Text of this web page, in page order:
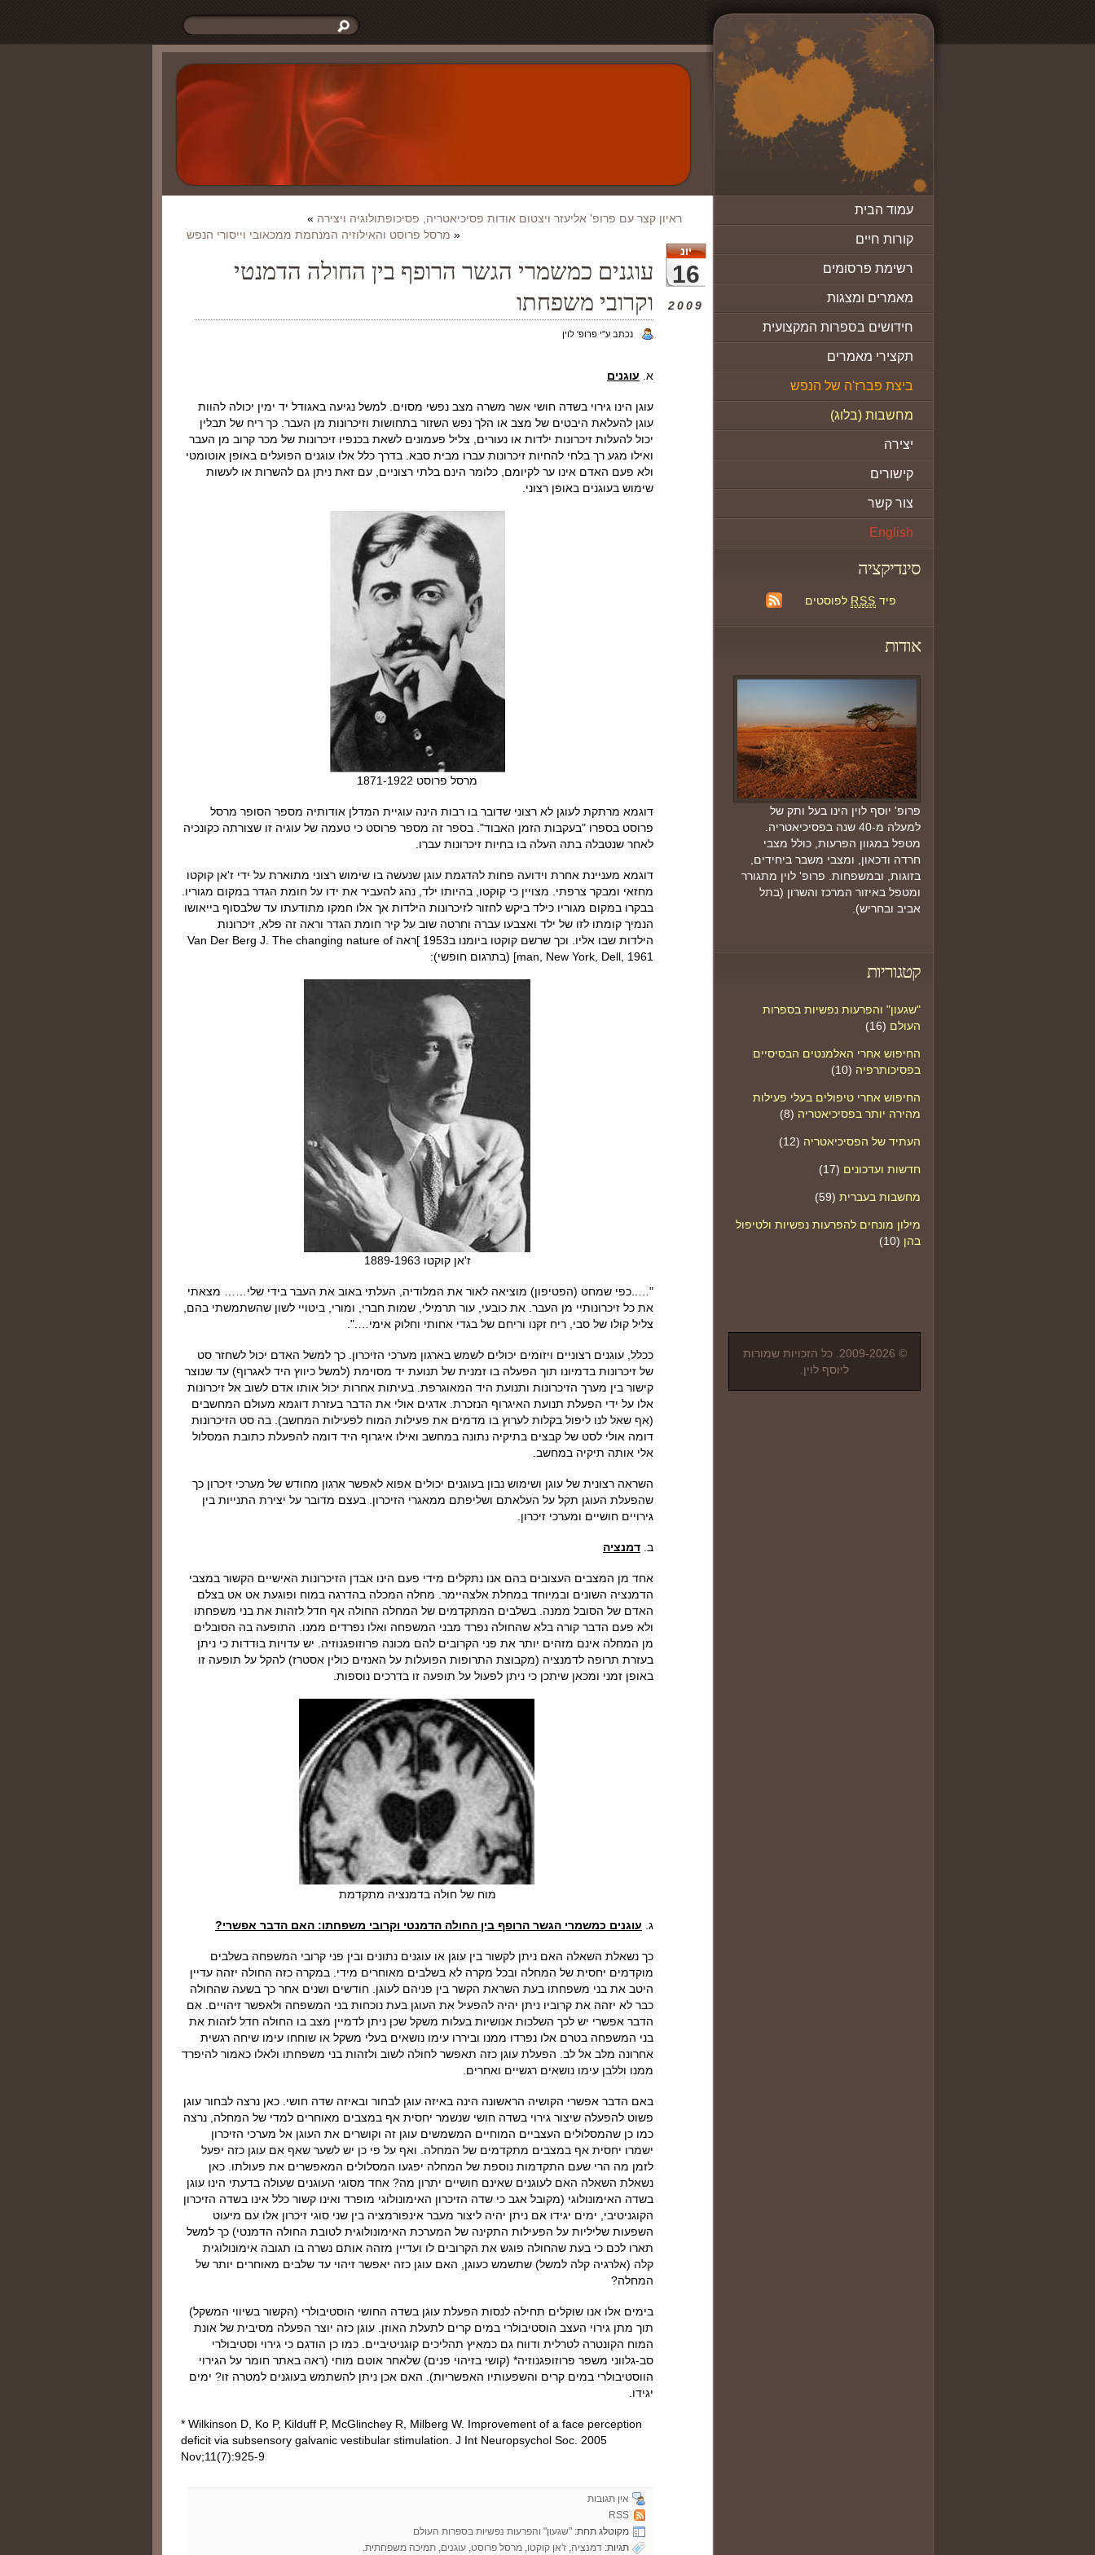
עמוד הבית
קורות חיים
רשימת פרסומים
מאמרים ומצגות
חידושים בספרות המקצועית
תקצירי מאמרים
ביצת פברז'ה של הנפש
מחשבות (בלוג)
יצירה
קישורים
צור קשר
English
סינדיקציה
פיד RSS לפוסטים
אודות
פרופ' יוסף לוין הינו בעל ותק של
למעלה מ-40 שנה בפסיכיאטריה.
מטפל במגוון הפרעות, כולל מצבי
חרדה ודכאון, ומצבי משבר ביחידים,
בזוגות, ובמשפחות. פרופ' לוין מתגורר
ומטפל באיזור המרכז והשרון (בתל
אביב ובחריש).
קטגוריות
"שגעון" והפרעות נפשיות בספרות
העולם (16)
החיפוש אחרי האלמנטים הבסיסיים
בפסיכותרפיה (10)
החיפוש אחרי טיפולים בעלי פעילות
מהירה יותר בפסיכיאטריה (8)
העתיד של הפסיכיאטריה (12)
חדשות ועדכונים (17)
מחשבות בעברית (59)
מילון מונחים להפרעות נפשיות ולטיפול
בהן (10)
© 2009-2026. כל הזכויות שמורות
ליוסף לוין.
ראיון קצר עם פרופ' אליעזר ויצטום אודות פסיכיאטריה, פסיכופתולוגיה ויצירה »
« מרסל פרוסט והאילוזיה המנחמת ממכאובי וייסורי הנפש
יונ
16
2009
עוגנים כמשמרי הגשר הרופף בין החולה הדמנטי
וקרובי משפחתו
נכתב ע"י פרופ' לוין
א. עוגנים
עוגן הינו גירוי בשדה חושי אשר משרה מצב נפשי מסוים. למשל נגיעה באגודל יד ימין יכולה להוות
עוגן להעלאת היבטים של מצב או הלך נפש השזור בתחושות וזיכרונות מן העבר. כך ריח של תבלין
יכול להעלות זיכרונות ילדות או נעורים, צליל פעמונים לשאת בכנפיו זיכרונות של מכר קרוב מן העבר
ואילו מגע רך בלחי להחיות זיכרונות עברו מבית סבא. בדרך כלל אלו עוגנים הפועלים באופן אוטומטי
ולא פעם האדם אינו ער לקיומם, כלומר הינם בלתי רצוניים, עם זאת ניתן גם להשרות או לעשות
שימוש בעוגנים באופן רצוני.
מרסל פרוסט 1871-1922
דוגמא מרתקת לעוגן לא רצוני שדובר בו רבות הינה עוגיית המדלן אודותיה מספר הסופר מרסל
פרוסט בספרו "בעקבות הזמן האבוד". בספר זה מספר פרוסט כי טעמה של עוגיה זו שצורתה כקונכיה
לאחר שנטבלה בתה העלה בו בחיות זיכרונות עברו.
דוגמא מעניינת אחרת וידועה פחות להדגמת עוגן שנעשה בו שימוש רצוני מתוארת על ידי ז'אן קוקטו
מחזאי ומבקר צרפתי. מצויין כי קוקטו, בהיותו ילד, נהג להעביר את ידו על חומת הגדר במקום מגוריו.
בבקרו במקום מגוריו כילד ביקש לחזור לזיכרונות הילדות אך אלו חמקו מתודעתו עד שלבסוף בייאושו
הנמיך קומתו לזו של ילד ואצבעו עברה וחרטה שוב על קיר חומת הגדר וראה זה פלא, זיכרונות
הילדות שבו אליו. וכך שרשם קוקטו ביומנו ב1953 ]ראה Van Der Berg J. The changing nature of
man, New York, Dell, 1961] (בתרגום חופשי):
ז'אן קוקטו 1889-1963
"…..כפי שמחט (הפטיפון) מוציאה לאור את המלודיה, העלתי באוב את העבר בידי שלי…… מצאתי
את כל זיכרונותיי מן העבר. את כובעי, עור תרמילי, שמות חברי, ומורי, ביטויי לשון שהשתמשתי בהם,
צליל קולו של סבי, ריח זקנו וריחם של בגדי אחותי וחלוק אימי….".
ככלל, עוגנים רצוניים ויזומים יכולים לשמש בארגון מערכי הזיכרון. כך למשל האדם יכול לשחזר סט
של זיכרונות בדמיונו תוך הפעלה בו זמנית של תנועת יד מסוימת (למשל כיווץ היד לאגרוף) עד שנוצר
קישור בין מערך הזיכרונות ותנועת היד המאוגרפת. בעיתות אחרות יכול אותו אדם לשוב אל זיכרונות
אלו על ידי הפעלת תנועת האיגרוף הנזכרת. אדגים אולי את הדבר בעזרת דוגמא מעולם המחשבים
(אף שאל לנו ליפול בקלות לערוץ בו מדמים את פעילות המוח לפעילות המחשב). בה סט הזיכרונות
דומה אולי לסט של קבצים בתיקיה נתונה במחשב ואילו איגרוף היד דומה להפעלת כתובת המסלול
אלי אותה תיקיה במחשב.
השראה רצונית של עוגן ושימוש נבון בעוגנים יכולים אפוא לאפשר ארגון מחודש של מערכי זיכרון כך
שהפעלת העוגן תקל על העלאתם ושליפתם ממאגרי הזיכרון. בעצם מדובר על יצירת התנייות בין
גירויים חושיים ומערכי זיכרון.
ב. דמנציה
אחד מן המצבים העצובים בהם אנו נתקלים מידי פעם הינו אבדן הזיכרונות האישיים הקשור במצבי
הדמנציה השונים ובמיוחד במחלת אלצהיימר. מחלה המכלה בהדרגה במוח ופוגעת אט אט בצלם
האדם של הסובל ממנה. בשלבים המתקדמים של המחלה החולה אף חדל לזהות את בני משפחתו
ולא פעם הדבר קורה בלא שהחולה נפרד מבני המשפחה ואלו נפרדים ממנו. התופעה בה הסובלים
מן המחלה אינם מזהים יותר את פני הקרובים להם מכונה פרוזופגנוזיה. יש עדויות בודדות כי ניתן
בעזרת תרופה לדמנציה (מקבוצת התרופות הפועלות על האנזים כולין אסטרז) להקל על תופעה זו
באופן זמני ומכאן שיתכן כי ניתן לפעול על תופעה זו בדרכים נוספות.
מוח של חולה בדמנציה מתקדמת
ג. עוגנים כמשמרי הגשר הרופף בין החולה הדמנטי וקרובי משפחתו: האם הדבר אפשרי?
כך נשאלת השאלה האם ניתן לקשור בין עוגן או עוגנים נתונים ובין פני קרובי המשפחה בשלבים
מוקדמים יחסית של המחלה ובכל מקרה לא בשלבים מאוחרים מידי. במקרה כזה החולה יזהה עדיין
היטב את בני משפחתו בעת השראת הקשר בין פניהם לעוגן. חודשים ושנים אחר כך בשעה שהחולה
כבר לא יזהה את קרוביו ניתן יהיה להפעיל את העוגן בעת נוכחות בני המשפחה ולאפשר זיהויים. אם
הדבר אפשרי יש לכך השלכות אנושיות בעלות משקל שכן ניתן לדמיין מצב בו החולה חדל לזהות את
בני המשפחה בטרם אלו נפרדו ממנו וביררו עימו נושאים בעלי משקל או שוחחו עימו שיחה רגשית
אחרונה מלב אל לב. הפעלת עוגן כזה תאפשר לחולה לשוב ולזהות בני משפחתו ולאלו כאמור להיפרד
ממנו וללבן עימו נושאים רגשיים ואחרים.
באם הדבר אפשרי הקושיה הראשונה הינה באיזה עוגן לבחור ובאיזה שדה חושי. כאן נרצה לבחור עוגן
פשוט להפעלה שיצור גירוי בשדה חושי שנשמר יחסית אף במצבים מאוחרים למדי של המחלה, נרצה
כמו כן שהמסלולים העצביים המוחיים המשמשים עוגן זה וקושרים את העוגן אל מערכי הזיכרון
ישמרו יחסית אף במצבים מתקדמים של המחלה. ואף על פי כן יש לשער שאף אם עוגן כזה יפעל
לזמן מה הרי שעם התקדמות נוספת של המחלה יפגעו המסלולים המאפשרים את פעולתו. כאן
נשאלת השאלה האם לעוגנים שאינם חושיים יתרון מה? אחד מסוגי העוגנים שעולה בדעתי הינו עוגן
בשדה האימונולוגי (מקובל אגב כי שדה הזיכרון האימונולוגי מופרד ואינו קשור כלל אינו בשדה הזיכרון
הקוגניטיבי, ימים יגידו אם ניתן יהיה ליצור מעבר אינפורמציה בין שני סוגי זיכרון אלו עם מיעוט
השפעות שליליות על הפעילות התקינה של המערכת האימונולוגית לטובת החולה הדמנטי) כך למשל
תארו לכם כי בעת שהחולה פוגש את הקרובים לו ועדיין מזהה אותם נשרה בו תגובה אימונולוגית
קלה (אלרגיה קלה למשל) שתשמש כעוגן, האם עוגן כזה יאפשר זיהוי עד שלבים מאוחרים יותר של
המחלה?
בימים אלו אנו שוקלים תחילה לנסות הפעלת עוגן בשדה החושי הוסטיבולרי (הקשור בשיווי המשקל)
תוך מתן גירוי העצב הוסטיבולרי במים קרים לתעלת האוזן. עוגן כזה יוצר הפעלה מסיבית של אונת
המוח הקונטרה לטרלית ודווח גם כמאיץ תהליכים קוגניטיביים. כמו כן הודגם כי גירוי וסטיבולרי
סב-גלווני משפר פרוזופגנוזיה* (קושי בזיהוי פנים) שלאחר אוטם מוחי (ראה באתר חומר על הגירוי
הווסטיבולרי במים קרים והשפעותיו האפשריות). האם אכן ניתן להשתמש בעוגנים למטרה זו? ימים
יגידו.
* Wilkinson D, Ko P, Kilduff P, McGlinchey R, Milberg W. Improvement of a face perception
deficit via subsensory galvanic vestibular stimulation. J Int Neuropsychol Soc. 2005
Nov;11(7):925-9
אין תגובות
RSS
מקוטלג תחת: "שגעון" והפרעות נפשיות בספרות העולם
תגיות: דמנציה, ז'אן קוקטו, מרסל פרוסט, עוגנים, תמיכה משפחתית.